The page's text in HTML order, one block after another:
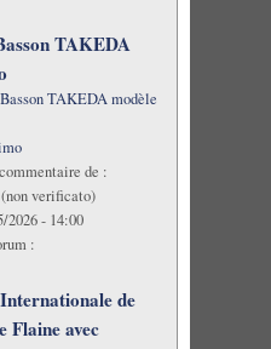
TAKEDA
TAKEDA modèle
de :
verificato)
2026 - 14:00
:
de
Flaine avec